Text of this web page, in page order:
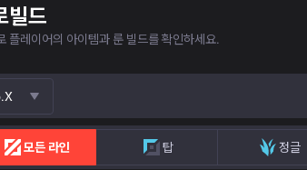
빌드
플레이어의 아이템과 룬 빌드를 확인하세요.
모든 라인 탑 정글